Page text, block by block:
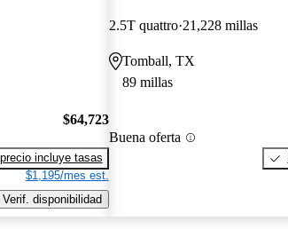
$64,723
incluye tasas
$1,195/mes est.
Verif. disponibilidad
2.5T quattro 21,228 millas
Tomball, TX
89 millas
Buena oferta